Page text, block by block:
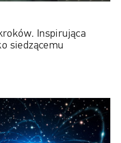
Inspirująca
siedzącemu